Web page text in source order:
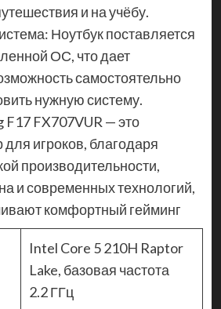
и на учёбу.
Ноутбук поставляется
ОС, что дает
самостоятельно
нужную систему.
F17 FX707VUR — это
игроков, благодаря
производительности,
и современных технологий,
комфортный гейминг
Intel Core 5 210H Raptor
Lake, базовая частота
2.2 ГГц